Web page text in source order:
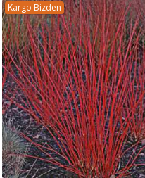
Kargo Bizden